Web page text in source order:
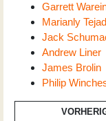
Garrett
Marianly
Jack
Andrew Liner
James Brolin
Philip